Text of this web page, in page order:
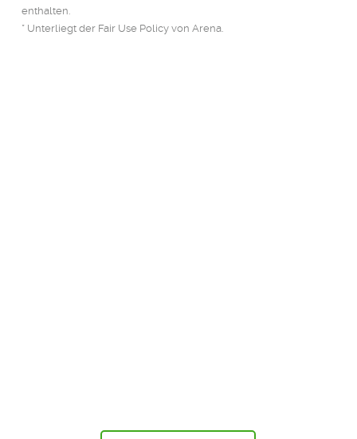
enthalten.
* Unterliegt der Fair Use Policy von Arena.